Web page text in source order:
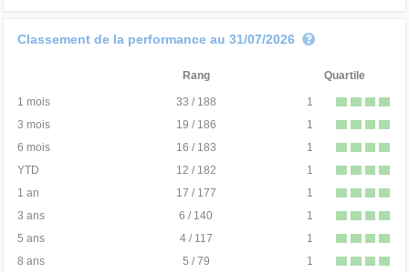
Classement de la performance au 31/07/2026
Rang Quartile
1 mois 33 / 188
1
3 mois
19 / 186
1
6 mois
16 / 183
1
YTD
12 / 182
1
1 an
17 / 177
1
3 ans
6 / 140
1
5 ans
4 / 117
1
8 ans
5 / 79
1